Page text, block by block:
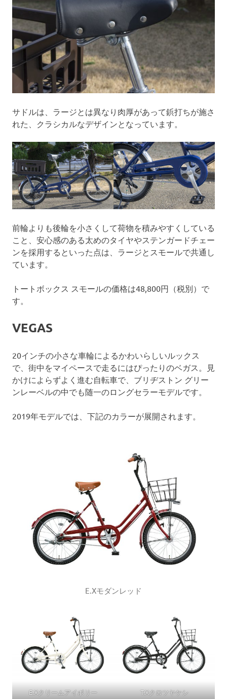
サドルは、ラージとは異なり肉厚があって鋲打ちが施さ
れた、クラシカルなデザインとなっています。
前輪よりも後輪を小さくして荷物を積みやすくしている
こと、安心感のある太めのタイヤやステンガードチェー
ンを採用するといった点は、ラージとスモールで共通し
ています。
トートボックス スモールの価格は48,800円（税別）で
す。
VEGAS
20インチの小さな車輪によるかわいらしいルックス
で、街中をマイペースで走るにはぴったりのベガス。見
かけによらずよく進む自転車で、ブリヂストン グリー
ンレーベルの中でも随一のロングセラーモデルです。
2019年モデルでは、下記のカラーが展開されます。
E.Xモダンレッド
E.Xクリームアイボリー T.Xクロツヤケシ